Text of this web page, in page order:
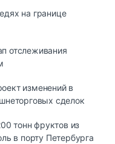
на границе
отслеживания
изменений в
сделок
тонн фруктов из
в порту Петербурга